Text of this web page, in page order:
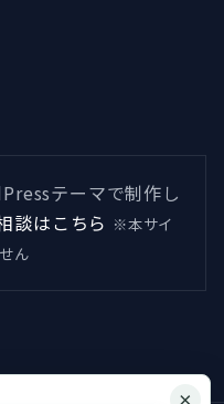
テーマで制作し
談はこちら ※本サイ
ん